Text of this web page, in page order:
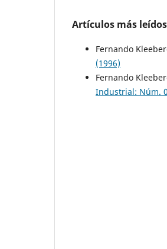
Artículos más
Fernando
(1996)
Fernando
Industrial: Núm.